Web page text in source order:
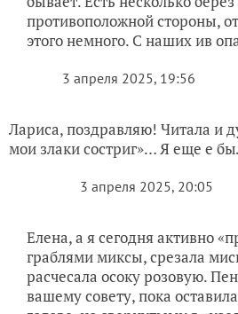
3 апреля 2025, 19:56
Лариса, поздравляю! Читала и
3 апреля 2025, 20:05
Елена, а я сегодня активно
расчесала осоку розовую.
вашему совету, пока оставила
голове, но свернутыми в
злаки перезимовали без